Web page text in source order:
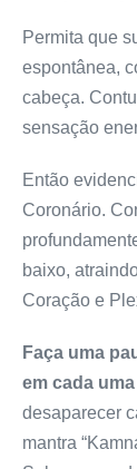
Permita que
espontânea,
cabeça.
sensação
Então
Coronário.
baixo,
Coração e
Faça uma
em cada
desaparecer
mantra